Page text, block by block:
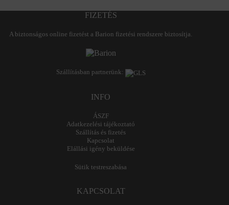
FIZETÉS
A biztonságos online fizetést a Barion fizetési rendszere biztosítja.
Szállításban partnerünk:
INFO
ÁSZF
Adatkezelési tájékoztató
Szállítás és fizetés
Kapcsolat
Elállási igény beküldése
Sütik testreszabása
KAPCSOLAT